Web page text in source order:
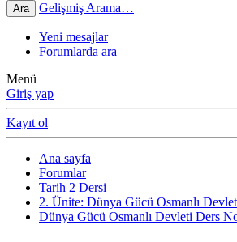
Ara Gelişmiş Arama…
Yeni mesajlar
Forumlarda ara
Menü
Giriş yap
Kayıt ol
Ana sayfa
Forumlar
Tarih 2 Dersi
2. Ünite: Dünya Gücü Osmanlı
Dünya Gücü Osmanlı Devleti Ders